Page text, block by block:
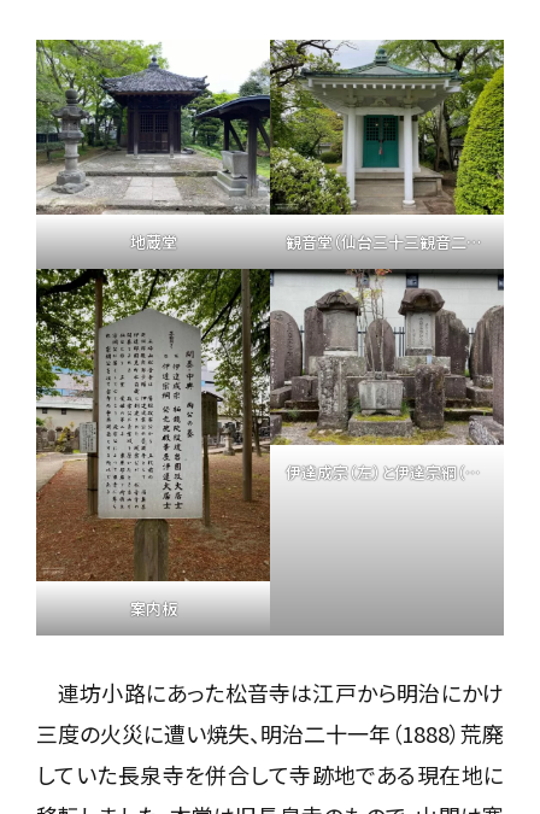
地蔵堂 観音堂（仙台三十三観音二十三番札所）
案内板
伊達成宗（左）と伊達宗綱（右）両公の墓
連坊小路にあった松音寺は江戸から明治にかけ
三度の火災に遭い焼失、明治二十一年（1888）荒廃
していた長泉寺を併合して寺跡地である現在地に